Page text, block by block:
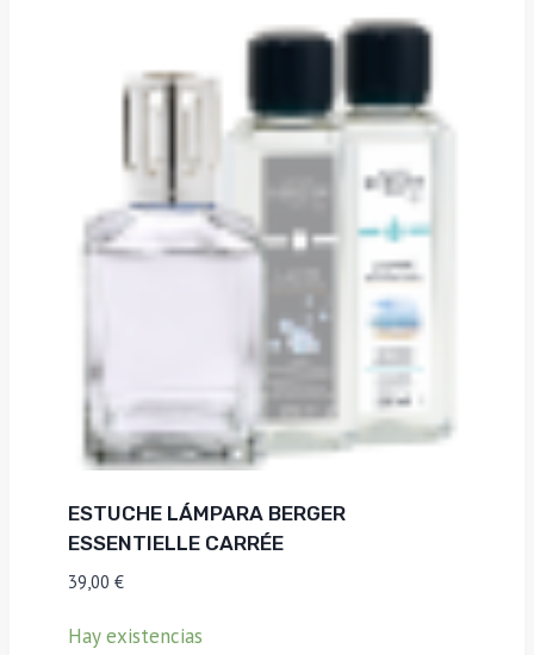
ESTUCHE LÁMPARA BERGER
ESSENTIELLE CARRÉE
39,00 €
Hay existencias